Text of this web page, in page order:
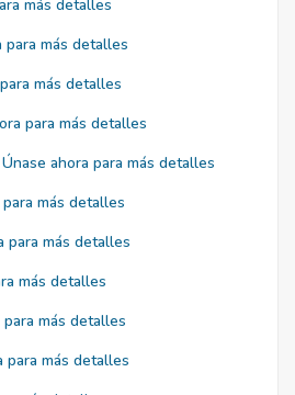
más detalles
para más detalles
más detalles
para más detalles
Únase ahora para más detalles
más detalles
para más detalles
más detalles
más detalles
para más detalles